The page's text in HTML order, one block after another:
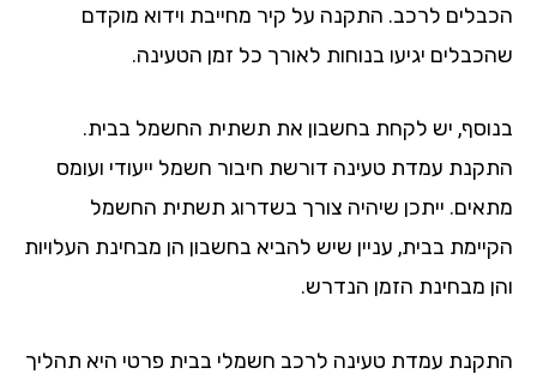
לרכב. התקנה על קיר מחייבת וידוא מוקדם
יגיעו בנוחות לאורך כל זמן הטעינה.
יש לקחת בחשבון את תשתית החשמל בבית.
עמדת טעינה דורשת חיבור חשמל ייעודי ועומס
ייתכן שיהיה צורך בשדרוג תשתית החשמל
בבית, עניין שיש להביא בחשבון הן מבחינת העלויות
מבחינת הזמן הנדרש.
עמדת טעינה לרכב חשמלי בבית פרטי היא תהליך